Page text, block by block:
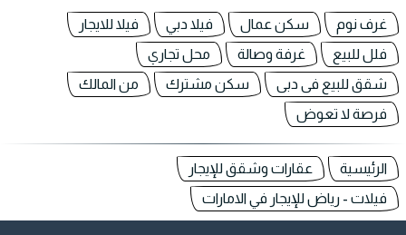
غرف نوم سكن عمال فيلا دبي
فيلا للايجار
فلل للبيع
غرفة وصالة
محل تجاري
شقق للبيع فى دبى
سكن مشترك
من المالك
فرصة لا تعوض
الرئيسية
عقارات وشقق للإيجار
فيلات - رياض للإيجار في الامارات